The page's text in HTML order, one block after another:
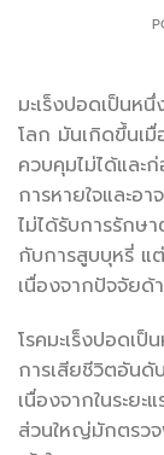
มะเร็งปอดเป็นห
โลก มันเกิดขึ้นเ
ควบคุมไม่ได้และ
การหายใจและอ
ไม่ได้รับการรักษ
กับการสูบบุหรี่ แ
เนื่องจากปัจจัยด้
โรคมะเร็งปอดเป็
การเสียชีวิตอันดั
เนื่องจากในระย
ส่วนใหญ่มักตรวจ